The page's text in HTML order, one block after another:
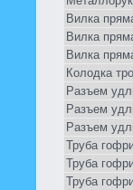
Вилка
Вилка
Вилка
Колодка
Разъем
Разъем
Разъем
Труба
Труба
Труба